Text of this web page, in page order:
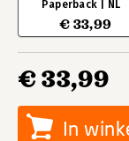
Paperback | NL
€ 33,99
€ 33,99
In